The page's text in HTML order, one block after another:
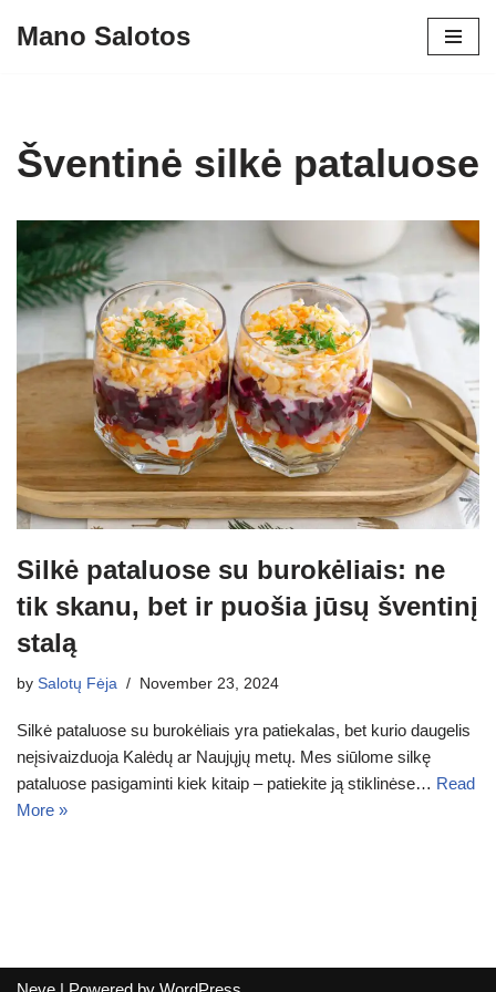
Mano Salotos
Šventinė silkė pataluose
Silkė pataluose su burokėliais: ne
tik skanu, bet ir puošia jūsų šventinį
stalą
by Salotų Fėja November 23, 2024
Silkė pataluose su burokėliais yra patiekalas, bet kurio daugelis
neįsivaizduoja Kalėdų ar Naujųjų metų. Mes siūlome silkę
pataluose pasigaminti kiek kitaip – patiekite ją stiklinėse… Read
More »